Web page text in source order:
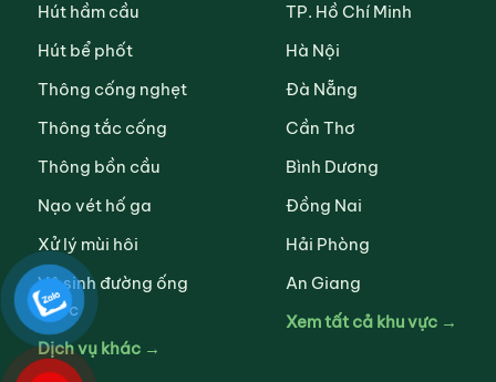
Hút hầm cầu
Hút bể phốt
Thông cống nghẹt
Thông tắc cống
Thông bồn cầu
Nạo vét hố ga
Xử lý mùi hôi
Vệ sinh đường ống
nước
Dịch vụ khác →
TP. Hồ Chí Minh
Hà Nội
Đà Nẵng
Cần Thơ
Bình Dương
Đồng Nai
Hải Phòng
An Giang
Xem tất cả khu vực →